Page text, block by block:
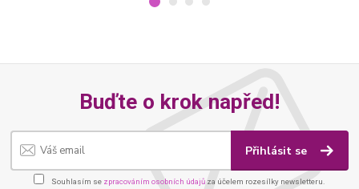
Buďte o krok napřed!
Přihlásit se
Souhlasím se zpracováním osobních údajů za účelem rozesílky newsletteru.